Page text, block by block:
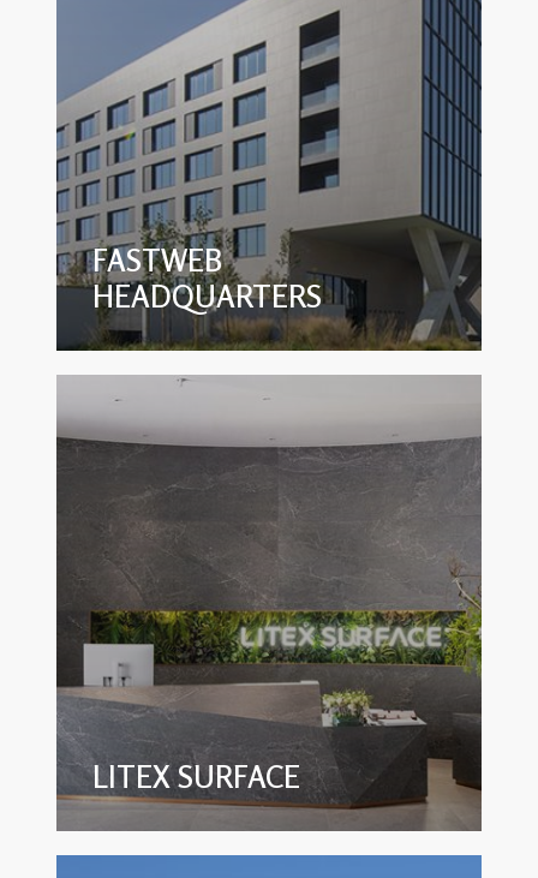
FASTWEB
HEADQUARTERS
LITEX SURFACE